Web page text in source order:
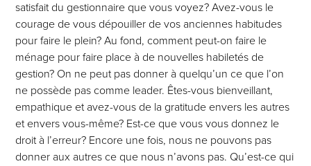
satisfait du gestionnaire que vous voyez? Avez-vous le
courage de vous dépouiller de vos anciennes habitudes
pour faire le plein? Au fond, comment peut-on faire le
ménage pour faire place à de nouvelles habiletés de
gestion? On ne peut pas donner à quelqu’un ce que l’on
ne possède pas comme leader. Êtes-vous bienveillant,
empathique et avez-vous de la gratitude envers les autres
et envers vous-même? Est-ce que vous vous donnez le
droit à l’erreur? Encore une fois, nous ne pouvons pas
donner aux autres ce que nous n’avons pas. Qu’est-ce qui